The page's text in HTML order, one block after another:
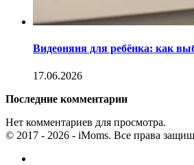
Видеоняня для ребёнка: как
17.06.2026
Последние комментарии
Нет комментариев для просмотра.
© 2017 - 2026 - iMoms. Все права